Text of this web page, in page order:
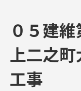
０５建
上二之
工事